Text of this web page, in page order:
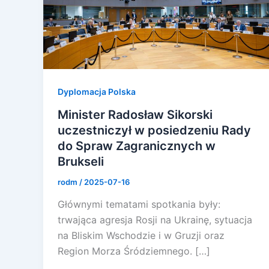
Dyplomacja Polska
Minister Radosław Sikorski
uczestniczył w posiedzeniu Rady
do Spraw Zagranicznych w
Brukseli
rodm / 2025-07-16
Głównymi tematami spotkania były:
trwająca agresja Rosji na Ukrainę, sytuacja
na Bliskim Wschodzie i w Gruzji oraz
Region Morza Śródziemnego. […]